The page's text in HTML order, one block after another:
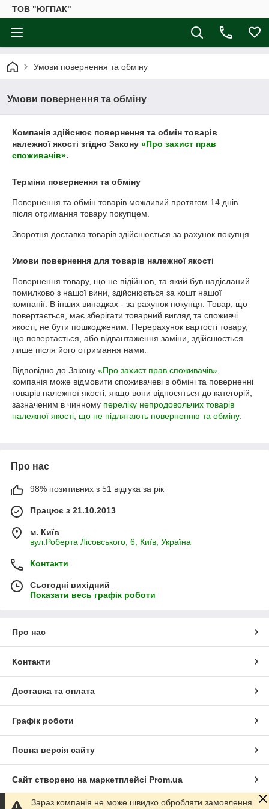
ТОВ "ЮГПАК"
Умови повернення та обміну
Умови повернення та обміну
Компанія здійснює повернення та обмін товарів
належної якості згідно Закону «Про захист прав
споживачів».
Терміни повернення та обміну
Повернення та обмін товарів можливий протягом 14 днів
після отримання товару покупцем.
Зворотня доставка товарів здійснюється за рахунок покупця
Умови повернення для товарів належної якості
Повернення товару, що не підійшов, та який був надісланий
помилково з нашої вини, здійснюється за кошт нашої
компанії. В інших випадках - за рахунок покупця. Товар, що
повертається, має зберігати товарний вигляд та споживчі
якості, не бути пошкодженим. Перерахунок вартості товару,
що повертається, або відвантаження заміни, здійснюється
лише після його отримання нами.
Відповідно до Закону «Про захист прав споживачів»
компанія може відмовити споживачеві в обміні та поверненні
товарів належної якості, якщо вони відносяться до категорій,
зазначеним в чинному переліку непродовольчих товарів
належної якості, що не підлягають поверненню та обміну.
Про нас
98% позитивних з 51 відгука за рік
Працює з 21.10.2013
м. Київ
вул.Роберта Лісовського, 6, Київ, Україна
Контакти
Сьогодні вихідний
Показати весь графік роботи
Про нас
Контакти
Доставка та оплата
Графік роботи
Повна версія сайту
Сайт створено на маркетплейсі Prom.ua
Зараз компанія не може швидко обробляти замовлення